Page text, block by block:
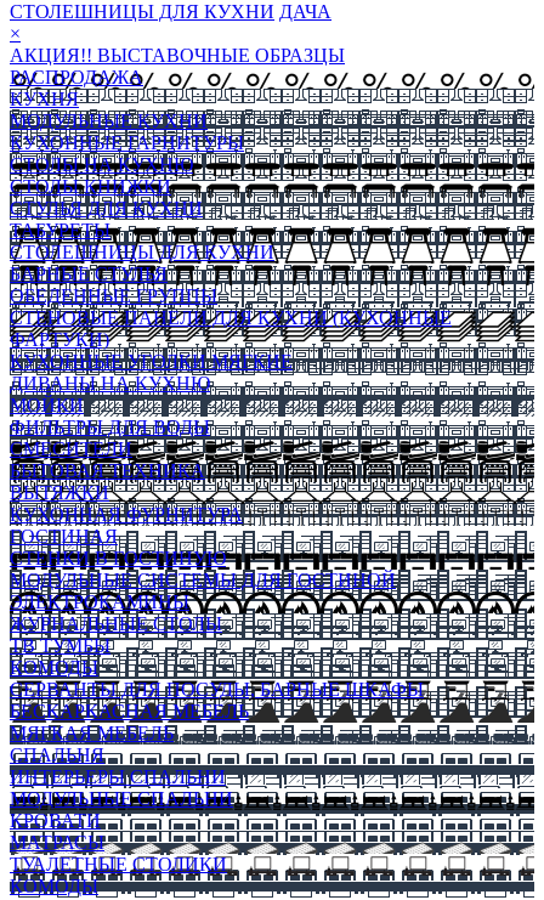
СТОЛЕШНИЦЫ ДЛЯ КУХНИ ДАЧА
×
АКЦИЯ!! ВЫСТАВОЧНЫЕ ОБРАЗЦЫ
РАСПРОДАЖА
КУХНЯ
МОДУЛЬНЫЕ КУХНИ
КУХОННЫЕ ГАРНИТУРЫ
СТОЛЫ НА КУХНЮ
СТОЛЫ КНИЖКИ
СТУЛЬЯ ДЛЯ КУХНИ
ТАБУРЕТЫ
СТОЛЕШНИЦЫ ДЛЯ КУХНИ
БАРНЫЕ СТУЛЬЯ
ОБЕДЕННЫЕ ГРУППЫ
СТЕНОВЫЕ ПАНЕЛИ ДЛЯ КУХНИ (КУХОННЫЕ
ФАРТУКИ)
КУХОННЫЕ УГОЛКИ МЯГКИЕ
ДИВАНЫ НА КУХНЮ
МОЙКИ
ФИЛЬТРЫ ДЛЯ ВОДЫ
СМЕСИТЕЛИ
БЫТОВАЯ ТЕХНИКА
ВЫТЯЖКИ
КУХОННАЯ ФУРНИТУРА
ГОСТИНАЯ
СТЕНКИ В ГОСТИНУЮ
МОДУЛЬНЫЕ СИСТЕМЫ ДЛЯ ГОСТИНОЙ
ЭЛЕКТРОКАМИНЫ
ЖУРНАЛЬНЫЕ СТОЛЫ
ТВ ТУМБЫ
КОМОДЫ
СЕРВАНТЫ ДЛЯ ПОСУДЫ, БАРНЫЕ ШКАФЫ
БЕСКАРКАСНАЯ МЕБЕЛЬ
МЯГКАЯ МЕБЕЛЬ
СПАЛЬНЯ
ИНТЕРЬЕРЫ СПАЛЬНИ
МОДУЛЬНЫЕ СПАЛЬНИ
КРОВАТИ
МАТРАСЫ
ТУАЛЕТНЫЕ СТОЛИКИ
КОМОДЫ